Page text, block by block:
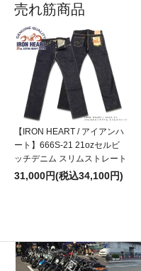
売れ筋商品
【IRON HEART / アイアンハ
ート】666S-21 21ozセルビ
ッチデニム スリムストレート
31,000円(税込34,100円)